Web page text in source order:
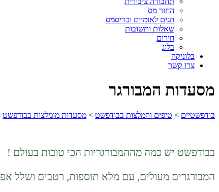
החזר מס
חגים לאומיים וכריסמס
שאלות ותשובות
חירום
בלוג
בלוניקה
צרו קשר
מסעדות המבורגר
בודפשטיים > טיפים והמלצות בבודפשט > מסעדות מומלצות בבודפשט
בבודפשט יש כמה מההמבורגריות הכי טובות בעולם !
המבורגרים מעולים, עם מלא תוספות, רטבים ושלל